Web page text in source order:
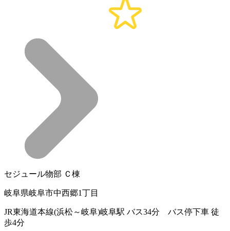
セジュール物部 Ｃ棟
岐阜県岐阜市中西郷1丁目
JR東海道本線(浜松～岐阜)岐阜駅 バス34分 バス停下車 徒
歩4分